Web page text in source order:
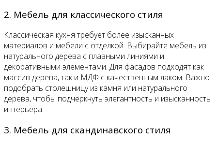
2. Мебель для классического стиля
Классическая кухня требует более изысканных
материалов и мебели с отделкой. Выбирайте мебель из
натурального дерева с плавными линиями и
декоративными элементами. Для фасадов подходят как
массив дерева, так и МДФ с качественным лаком. Важно
подобрать столешницу из камня или натурального
дерева, чтобы подчеркнуть элегантность и изысканность
интерьера.
3. Мебель для скандинавского стиля